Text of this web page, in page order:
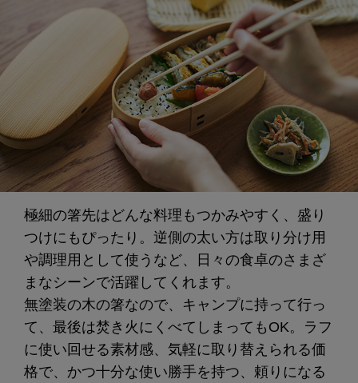
極細の箸先はどんな料理もつかみやすく、盛り
つけにもぴったり。逆側の太い方は取り分け用
や調理用として使うなど、日々の食卓のさまざ
まなシーンで活躍してくれます。
無塗装の木の箸なので、キャンプに持って行っ
て、最後は焚き火にくべてしまってもOK。ラフ
に使い回せる素材感、気軽に取り替えられる価
格で、かつ十分な使い勝手を持つ、頼りになる